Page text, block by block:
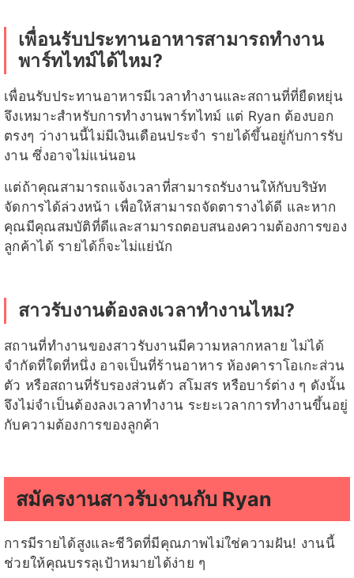
เพื่อนรับประทานอาหารสามารถทำงาน
พาร์ทไทม์ได้ไหม?
เพื่อนรับประทานอาหารมีเวลาทำงานและสถานที่ที่ยืดหยุ่น
จึงเหมาะสำหรับการทำงานพาร์ทไทม์ แต่ Ryan ต้องบอก
ตรงๆ ว่างานนี้ไม่มีเงินเดือนประจำ รายได้ขึ้นอยู่กับการรับ
งาน ซึ่งอาจไม่แน่นอน
แต่ถ้าคุณสามารถแจ้งเวลาที่สามารถรับงานให้กับบริษัท
จัดการได้ล่วงหน้า เพื่อให้สามารถจัดตารางได้ดี และหาก
คุณมีคุณสมบัติที่ดีและสามารถตอบสนองความต้องการของ
ลูกค้าได้ รายได้ก็จะไม่แย่นัก
สาวรับงานต้องลงเวลาทำงานไหม?
สถานที่ทำงานของสาวรับงานมีความหลากหลาย ไม่ได้
จำกัดที่ใดที่หนึ่ง อาจเป็นที่ร้านอาหาร ห้องคาราโอเกะส่วน
ตัว หรือสถานที่รับรองส่วนตัว สโมสร หรือบาร์ต่าง ๆ ดังนั้น
จึงไม่จำเป็นต้องลงเวลาทำงาน ระยะเวลาการทำงานขึ้นอยู่
กับความต้องการของลูกค้า
สมัครงานสาวรับงานกับ Ryan
การมีรายได้สูงและชีวิตที่มีคุณภาพไม่ใช่ความฝัน! งานนี้
ช่วยให้คุณบรรลุเป้าหมายได้ง่าย ๆ